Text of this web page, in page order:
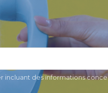
Flash
Sellier +
€
des informations